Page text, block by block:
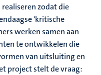
zodat die
'kritische
werken samen aan
te ontwikkelen die
van uitsluiting en
project stelt de vraag: